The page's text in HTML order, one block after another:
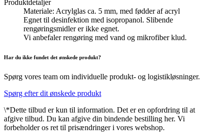
Produktdetaljer
Materiale: Acrylglas ca. 5 mm, med fødder af acryl
Egnet til desinfektion med isopropanol. Slibende
rengøringsmidler er ikke egnet.
Vi anbefaler rengøring med vand og mikrofiber klud.
Har du ikke fundet det ønskede produkt?
Spørg vores team om individuelle produkt- og logistikløsninger.
Spørg efter dit ønskede produkt
\*Dette tilbud er kun til information. Det er en opfordring til at
afgive tilbud. Du kan afgive din bindende bestilling her. Vi
forbeholder os ret til prisændringer i vores webshop.